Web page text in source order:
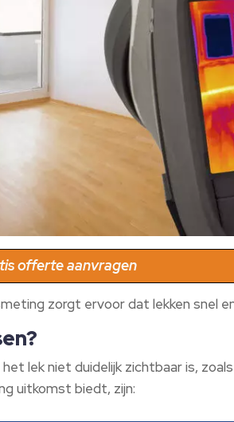
offerte aanvragen
zorgt ervoor dat lekken snel
lek niet duidelijk zichtbaar is,
uitkomst biedt, zijn: